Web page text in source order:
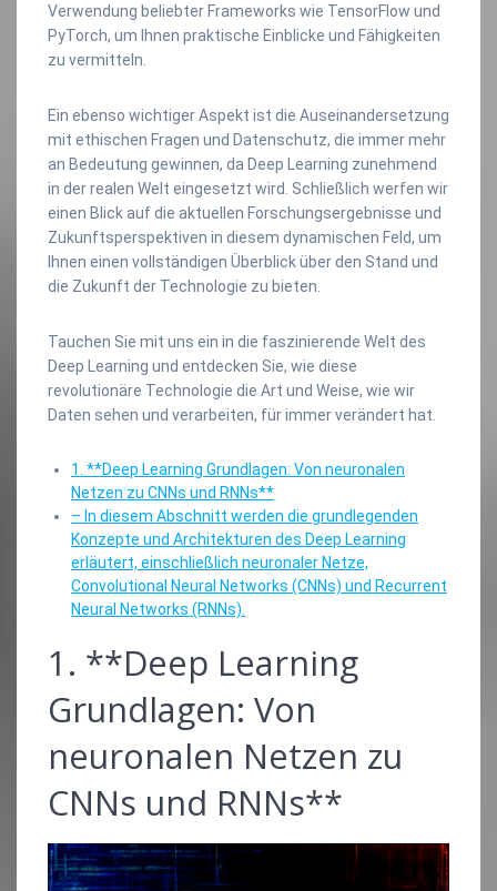
Verwendung beliebter Frameworks wie TensorFlow und
PyTorch, um Ihnen praktische Einblicke und Fähigkeiten
zu vermitteln.
Ein ebenso wichtiger Aspekt ist die Auseinandersetzung
mit ethischen Fragen und Datenschutz, die immer mehr
an Bedeutung gewinnen, da Deep Learning zunehmend
in der realen Welt eingesetzt wird. Schließlich werfen wir
einen Blick auf die aktuellen Forschungsergebnisse und
Zukunftsperspektiven in diesem dynamischen Feld, um
Ihnen einen vollständigen Überblick über den Stand und
die Zukunft der Technologie zu bieten.
Tauchen Sie mit uns ein in die faszinierende Welt des
Deep Learning und entdecken Sie, wie diese
revolutionäre Technologie die Art und Weise, wie wir
Daten sehen und verarbeiten, für immer verändert hat.
1. **Deep Learning Grundlagen: Von neuronalen
Netzen zu CNNs und RNNs**
– In diesem Abschnitt werden die grundlegenden
Konzepte und Architekturen des Deep Learning
erläutert, einschließlich neuronaler Netze,
Convolutional Neural Networks (CNNs) und Recurrent
Neural Networks (RNNs).
1. **Deep Learning
Grundlagen: Von
neuronalen Netzen zu
CNNs und RNNs**